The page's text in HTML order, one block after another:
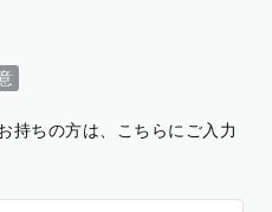
持ちの方は、こちらにご入力